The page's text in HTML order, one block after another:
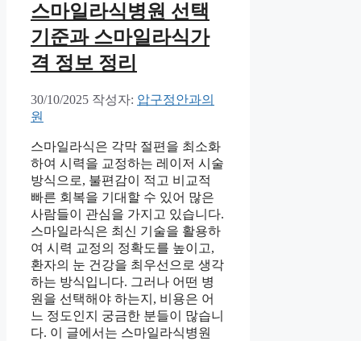
스마일라식병원 선택
기준과 스마일라식가
격 정보 정리
30/10/2025 작성자: 압구정안과의
원
스마일라식은 각막 절편을 최소화
하여 시력을 교정하는 레이저 시술
방식으로, 불편감이 적고 비교적
빠른 회복을 기대할 수 있어 많은
사람들이 관심을 가지고 있습니다.
스마일라식은 최신 기술을 활용하
여 시력 교정의 정확도를 높이고,
환자의 눈 건강을 최우선으로 생각
하는 방식입니다. 그러나 어떤 병
원을 선택해야 하는지, 비용은 어
느 정도인지 궁금한 분들이 많습니
다. 이 글에서는 스마일라식병원